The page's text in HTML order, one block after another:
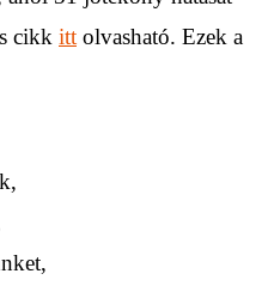
cikk itt olvasható. Ezek a